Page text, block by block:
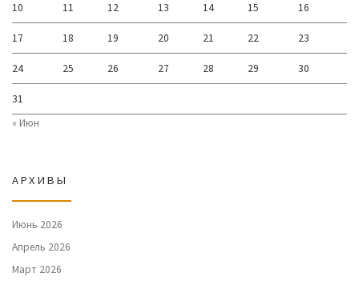
10 11 12 13 14 15 16
17 18 19 20 21 22 23
24 25 26 27 28 29 30
31
« Июн
АРХИВЫ
Июнь 2026
Апрель 2026
Март 2026